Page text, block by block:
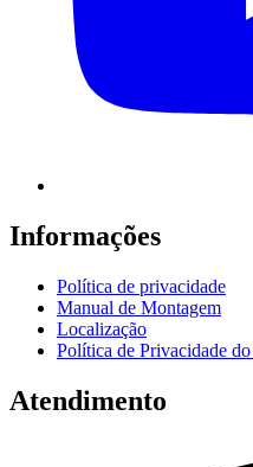
Informações
Política de privacidade
Manual de Montagem
Localização
Política de Privacidade
Atendimento